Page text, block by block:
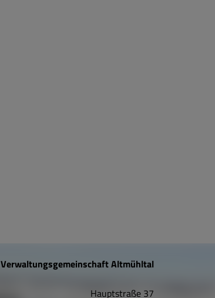
Verwaltungsgemeinschaft Altmühltal
Hauptstraße 37